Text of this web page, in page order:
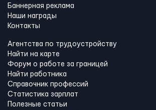
Баннерная реклама
Наши награды
Контакты
Агентства по трудоустройству
Найти на карте
Форум о работе за границей
Найти работника
Справочник профессий
Статистика зарплат
Полезные статьи